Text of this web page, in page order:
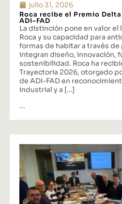
julio 31, 2026
Roca recibe el Premio
ADI-FAD
La distinción pone en valor
Roca y su capacidad para
formas de habitar a través
integran diseño, innovación,
sostenibilidad. Roca ha
Trayectoria 2026, otorgado
de ADI-FAD en
industrial y a […]
...